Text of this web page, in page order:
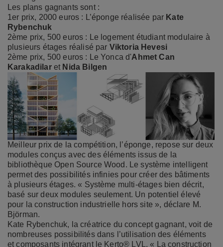
Les plans gagnants sont :
1er prix, 2000 euros : L’éponge réalisée par Kate
Rybenchuk
2ème prix, 500 euros : Le logement étudiant modulaire à
plusieurs étages réalisé par Viktoria Hevesi
2ème prix, 500 euros : Le Yonca d'Ahmet Can
Karakadilaret Nida Bilgen
Meilleur prix de la compétition, l’éponge, repose sur deux
modules conçus avec des éléments issus de la
bibliothèque Open Source Wood. Le système intelligent
permet des possibilités infinies pour créer des bâtiments
à plusieurs étages. « Système multi-étages bien décrit,
basé sur deux modules seulement. Un potentiel élevé
pour la construction industrielle hors site », déclare M.
Björman.
Kate Rybenchuk, la créatrice du concept gagnant, voit de
nombreuses possibilités dans l’utilisation des éléments
et composants intégrant le Kerto® LVL. « La construction